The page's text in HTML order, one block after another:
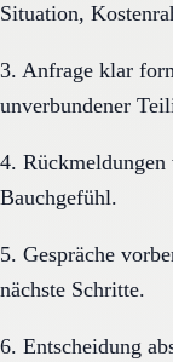
Situation,
3. Anfrage klar
unverbundener
4.
Bauchgefühl.
5. Gespräche
nächste Schritte.
6. Entscheidung